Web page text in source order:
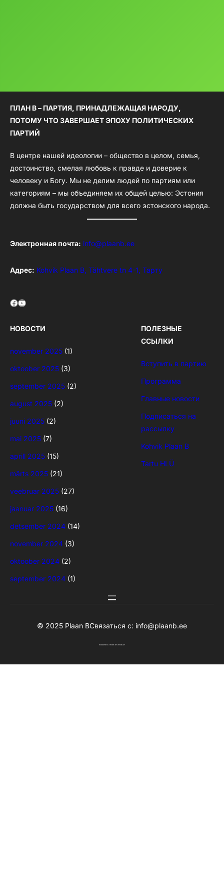
ПЛАН B – ПАРТИЯ, ПРИНАДЛЕЖАЩАЯ НАРОДУ,
ПОТОМУ ЧТО ЗАВЕРШАЕТ ЭПОХУ ПОЛИТИЧЕСКИХ
ПАРТИЙ
В центре нашей идеологии – общество в целом, семья,
достоинство, смелая любовь к правде и доверие к
человеку и Богу. Мы не делим людей по партиям или
категориям – мы объединяем их общей целью: Эстония
должна быть государством для всего эстонского народа.
Электронная почта: info@plaanb.ee
Адрес: Kohvik Plaan B, Tähtvere tn 4-1, Тарту
Facebook YouTube
НОВОСТИ
november 2025 (1)
oktoober 2025 (3)
september 2025 (2)
august 2025 (2)
juuni 2025 (2)
mai 2025 (7)
aprill 2025 (15)
märts 2025 (21)
veebruar 2025 (27)
jaanuar 2025 (16)
detsember 2024 (14)
november 2024 (3)
oktoober 2024 (2)
september 2024 (1)
ПОЛЕЗНЫЕ
ССЫЛКИ
Вступить в партию
Программа
Главные новости
Подписаться на
рассылку
Kohvik Plaan B
Tartu HLÜ
© 2025 Plaan BСвязаться с: info@plaanb.ee
WORDPRESS THEME BY WPENJOY